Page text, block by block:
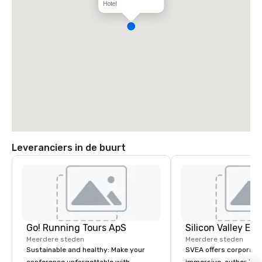
Hotel
Leveranciers in de buurt
Go! Running Tours ApS
Meerdere steden
Sustainable and healthy: Make your
Meerdere steden
SVEA offers